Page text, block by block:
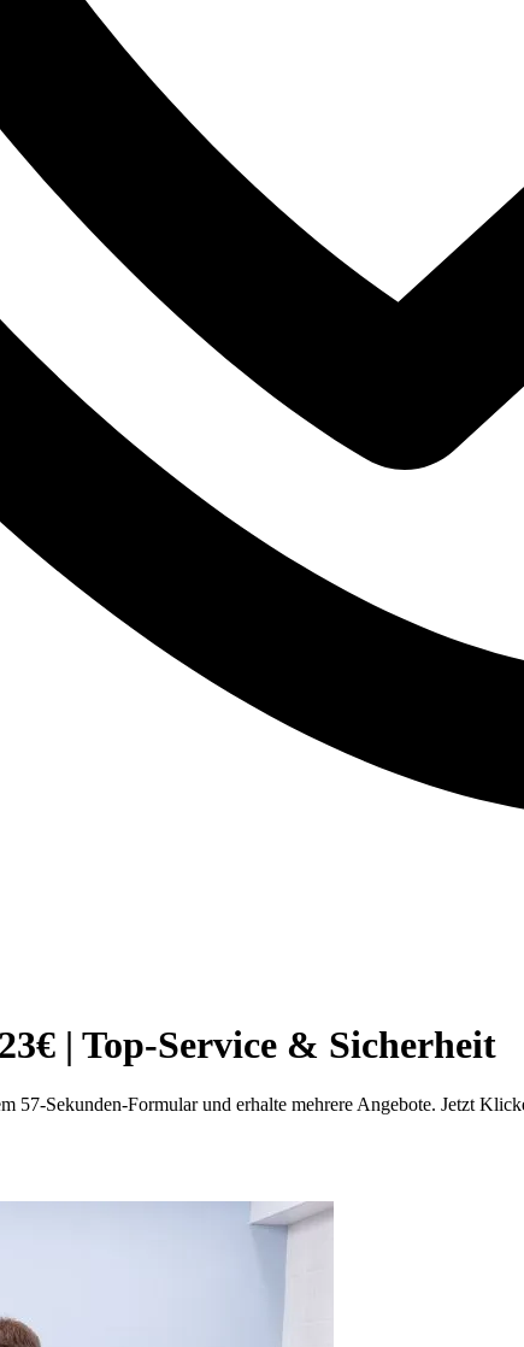
| Top-Service & Sicherheit
57-Sekunden-Formular und erhalte mehrere Angebote. Jetzt